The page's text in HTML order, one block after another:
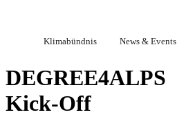
Klimabündnis News & Events
DEGREE4ALPS
Kick-Off